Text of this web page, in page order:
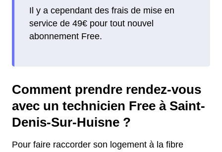
Il y a cependant des frais de mise en
service de 49€ pour tout nouvel
abonnement Free.
Comment prendre rendez-vous
avec un technicien Free à Saint-
Denis-Sur-Huisne ?
Pour faire raccorder son logement à la fibre